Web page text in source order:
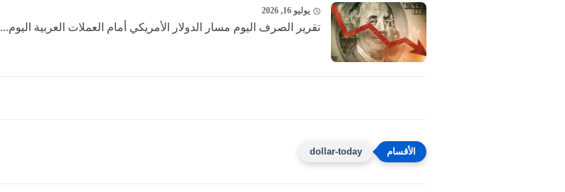
يوليو 16, 2026
تقرير الصرف اليوم مسار الدولار الأمريكي أمام العملات العربية اليوم...
dollar-today